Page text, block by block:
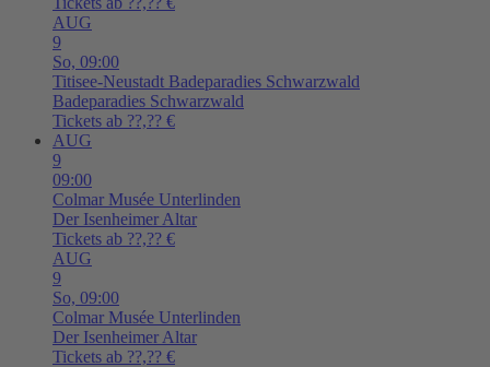
AUG
9
So, 09:00
Titisee-Neustadt Badeparadies Schwarzwald
Badeparadies Schwarzwald
Tickets ab ??,?? €
AUG
9
09:00
Colmar Musée Unterlinden
Der Isenheimer Altar
Tickets ab ??,?? €
AUG
9
So, 09:00
Colmar Musée Unterlinden
Der Isenheimer Altar
Tickets ab ??,?? €